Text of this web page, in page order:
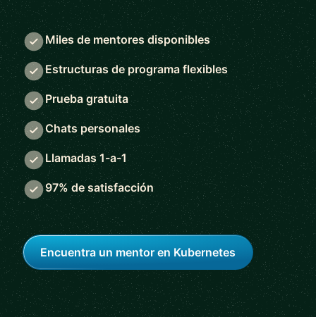
Miles de mentores disponibles
Estructuras de programa flexibles
Prueba gratuita
Chats personales
Llamadas 1-a-1
97% de satisfacción
Encuentra un mentor en Kubernetes